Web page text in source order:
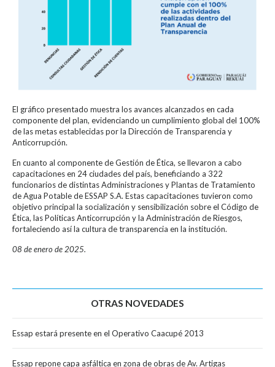
El gráfico presentado muestra los avances alcanzados en cada
componente del plan, evidenciando un cumplimiento global del 100%
de las metas establecidas por la Dirección de Transparencia y
Anticorrupción.
En cuanto al componente de Gestión de Ética, se llevaron a cabo
capacitaciones en 24 ciudades del país, beneficiando a 322
funcionarios de distintas Administraciones y Plantas de Tratamiento
de Agua Potable de ESSAP S.A. Estas capacitaciones tuvieron como
objetivo principal la socialización y sensibilización sobre el Código de
Ética, las Políticas Anticorrupción y la Administración de Riesgos,
fortaleciendo así la cultura de transparencia en la institución.
08 de enero de 2025.
OTRAS NOVEDADES
Essap estará presente en el Operativo Caacupé 2013
Essap repone capa asfáltica en zona de obras de Av. Artigas